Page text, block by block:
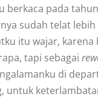
berkaca pada
sudah telat lebih
itu wajar, karena
tapi sebagai
di
untuk